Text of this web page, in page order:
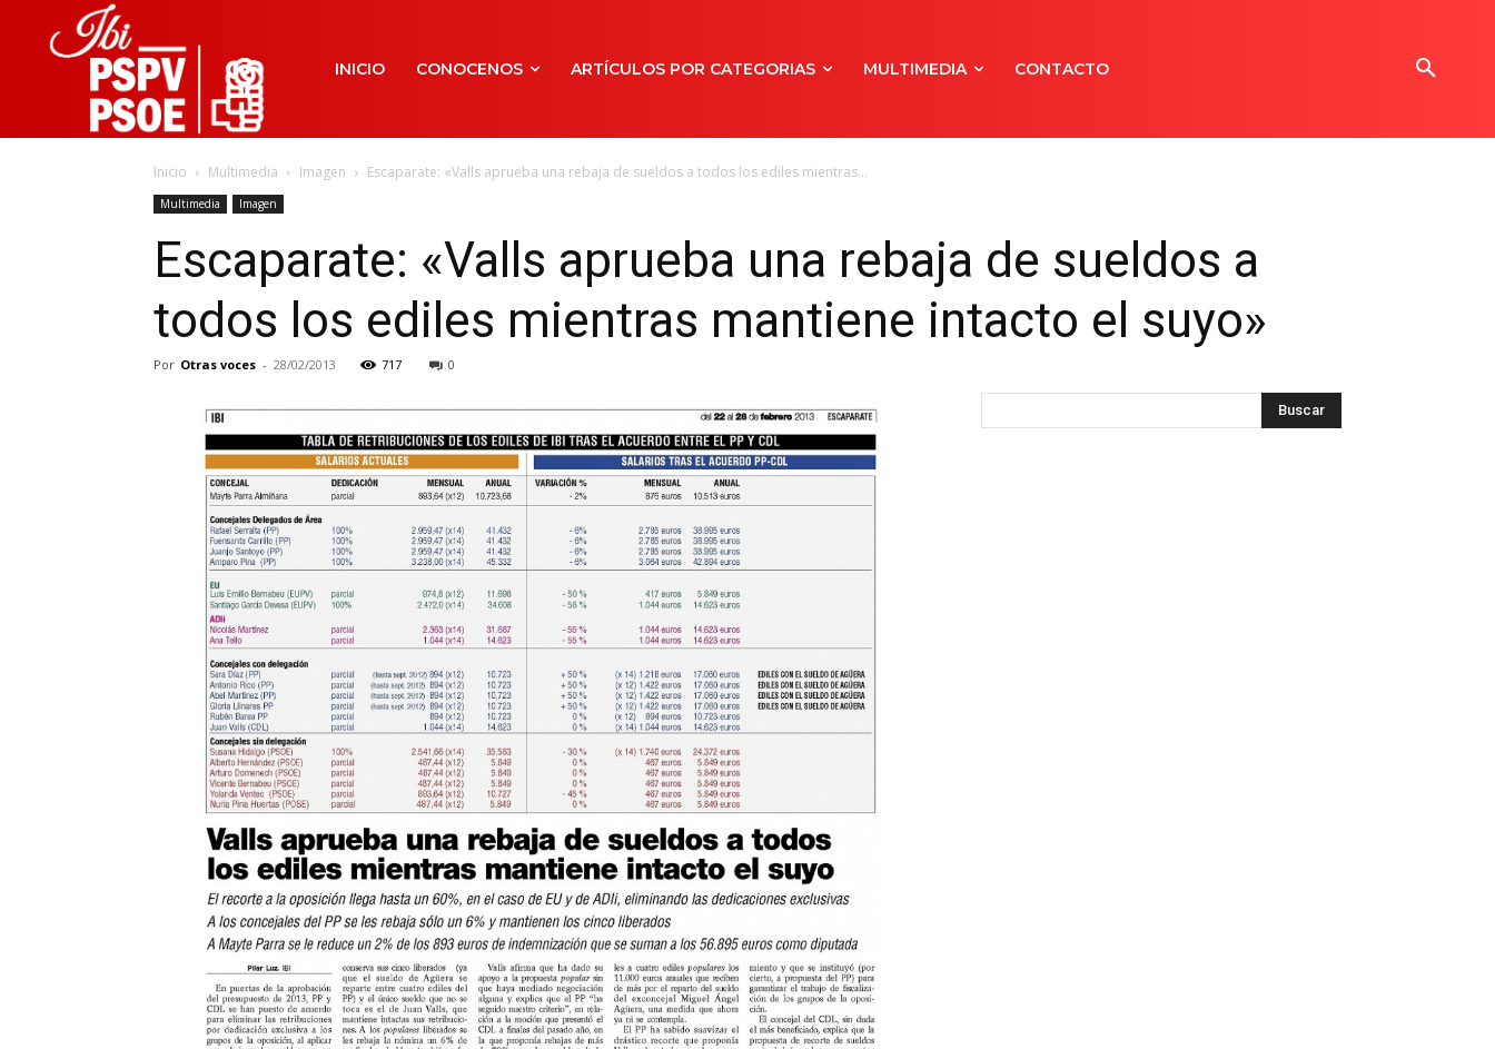
INICIO CONOCENOS ARTÍCULOS POR CATEGORIAS MULTIMEDIA CONTACTO
Inicio Multimedia Imagen Escaparate: «Valls aprueba una rebaja de sueldos a todos los ediles mientras...
Multimedia Imagen
Escaparate: «Valls aprueba una rebaja de sueldos a
todos los ediles mientras mantiene intacto el suyo»
Por Otras voces - 28/02/2013 717 0